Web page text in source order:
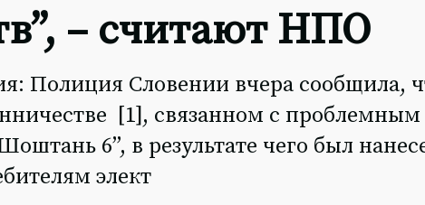
– считают НПО
Полиция Словении вчера сообщила,
[1], связанном с проблемным
6”, в результате чего был
элект